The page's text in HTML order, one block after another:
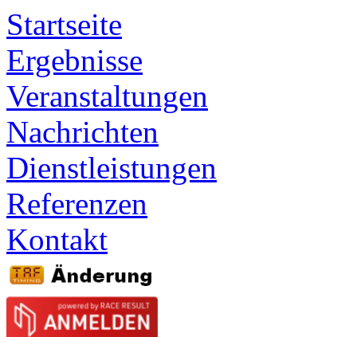
Startseite
Ergebnisse
Veranstaltungen
Nachrichten
Dienstleistungen
Referenzen
Kontakt